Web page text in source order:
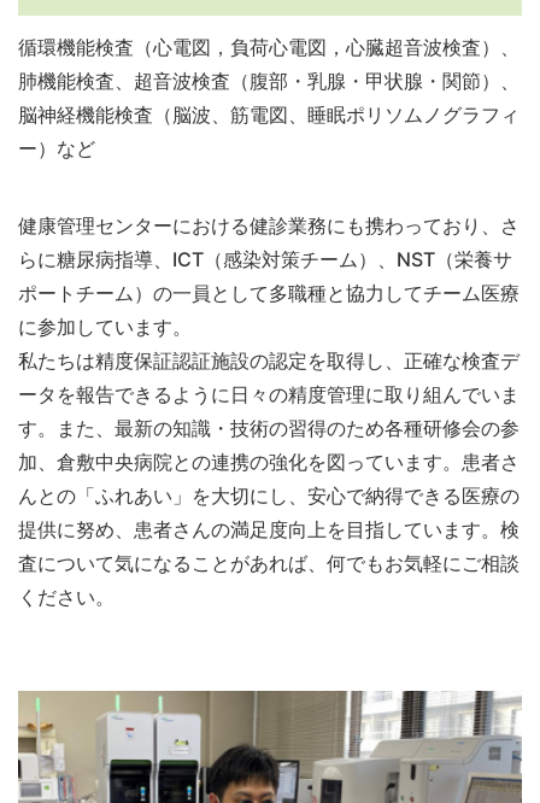
循環機能検査（心電図，負荷心電図，心臓超音波検査）、
肺機能検査、超音波検査（腹部・乳腺・甲状腺・関節）、
脳神経機能検査（脳波、筋電図、睡眠ポリソムノグラフィ
ー）など
健康管理センターにおける健診業務にも携わっており、さ
らに糖尿病指導、ICT（感染対策チーム）、NST（栄養サ
ポートチーム）の一員として多職種と協力してチーム医療
に参加しています。
私たちは精度保証認証施設の認定を取得し、正確な検査デ
ータを報告できるように日々の精度管理に取り組んでいま
す。また、最新の知識・技術の習得のため各種研修会の参
加、倉敷中央病院との連携の強化を図っています。患者さ
んとの「ふれあい」を大切にし、安心で納得できる医療の
提供に努め、患者さんの満足度向上を目指しています。検
査について気になることがあれば、何でもお気軽にご相談
ください。